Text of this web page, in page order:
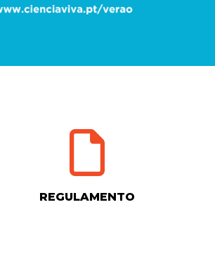
REGULAMENTO